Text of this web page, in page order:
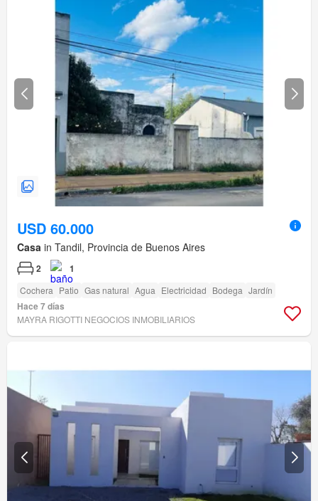
USD 60.000
Casa in Tandil, Provincia de Buenos Aires
2 1
Cochera Patio Gas natural Agua Electricidad Bodega Jardín
Hace 7 días
MAYRA RIGOTTI NEGOCIOS INMOBILIARIOS